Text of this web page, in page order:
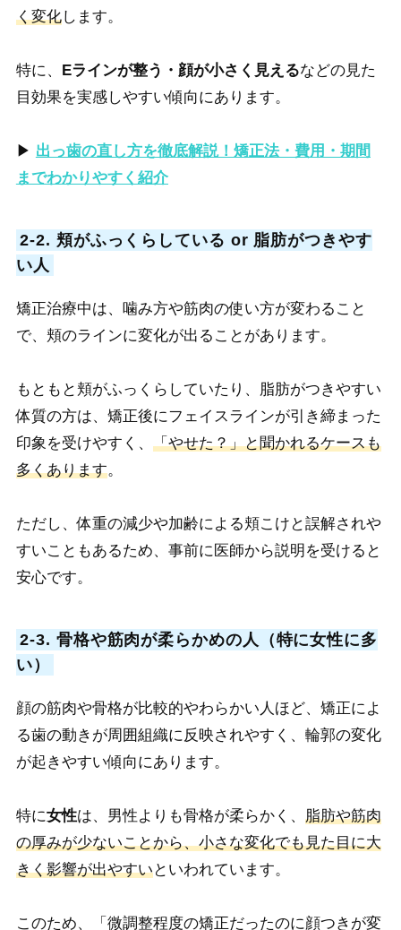
く変化します。
特に、 Eラインが整う・顔が小さく見えるなどの見た
目効果を実感しやすい傾向にあります。
▶︎ 出っ歯の直し方を徹底解説！矯正法・費用・期間
までわかりやすく紹介
2-2. 頬がふっくらしている or 脂肪がつきやす
い人
矯正治療中は、噛み方や筋肉の使い方が変わること
で、頬のラインに変化が出ることがあります。
もともと頬がふっくらしていたり、脂肪がつきやすい
体質の方は、矯正後にフェイスラインが引き締まった
印象を受けやすく、 「やせた？」と聞かれるケースも
多くあります。
ただし、体重の減少や加齢による頬こけと誤解されや
すいこともあるため、事前に医師から説明を受けると
安心です。
2-3. 骨格や筋肉が柔らかめの人（特に女性に多
い）
顔の筋肉や骨格が比較的やわらかい人ほど、矯正によ
る歯の動きが周囲組織に反映されやすく、輪郭の変化
が起きやすい傾向にあります。
特に女性は、男性よりも骨格が柔らかく、 脂肪や筋肉
の厚みが少ないことから、小さな変化でも見た目に大
きく影響が出やすいといわれています。
このため、「微調整程度の矯正だったのに顔つきが変